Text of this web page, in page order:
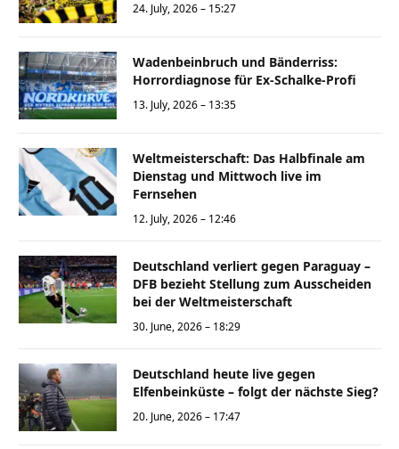
24. July, 2026 – 15:27
Wadenbeinbruch und Bänderriss:
Horrordiagnose für Ex-Schalke-Profi
13. July, 2026 – 13:35
Weltmeisterschaft: Das Halbfinale am
Dienstag und Mittwoch live im
Fernsehen
12. July, 2026 – 12:46
Deutschland verliert gegen Paraguay –
DFB bezieht Stellung zum Ausscheiden
bei der Weltmeisterschaft
30. June, 2026 – 18:29
Deutschland heute live gegen
Elfenbeinküste – folgt der nächste Sieg?
20. June, 2026 – 17:47